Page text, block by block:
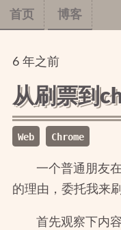
首页 博客
6年之前
从刷票到
Web Chrome
一个普通朋友
的理由，委托我来刷
首先观察下内